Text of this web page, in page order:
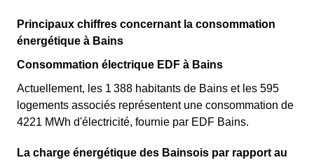
Principaux chiffres concernant la consommation
énergétique à Bains
Consommation électrique EDF à Bains
Actuellement, les 1 388 habitants de Bains et les 595
logements associés représentent une consommation de
4221 MWh d'électricité, fournie par EDF Bains.
La charge énergétique des Bainsois par rapport au